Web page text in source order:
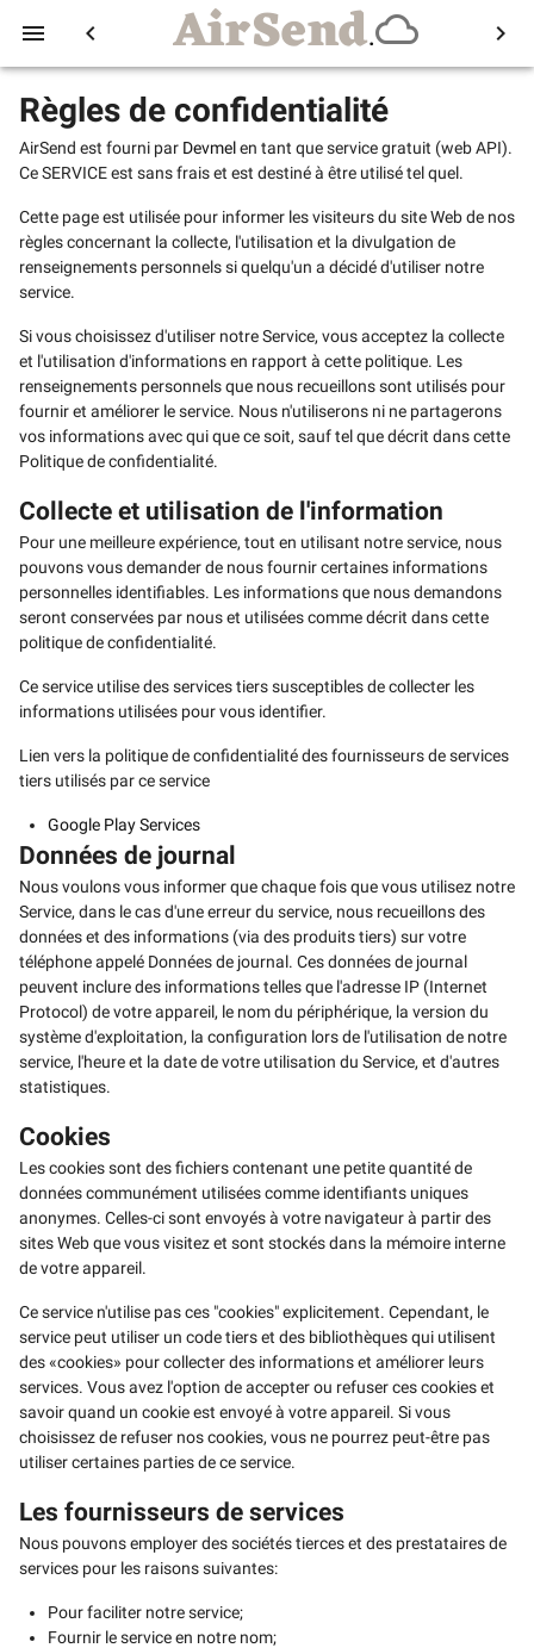
menu chevron_left AirSend. chevron_right
Règles de confidentialité
AirSend est fourni par Devmelen tant que service gratuit (web API).
Ce SERVICE est sans frais et est destiné à être utilisé tel quel.
Cette page est utilisée pour informer les visiteurs du site Web de nos
règles concernant la collecte, l'utilisation et la divulgation de
renseignements personnels si quelqu'un a décidé d'utiliser notre
service.
Si vous choisissez d'utiliser notre Service, vous acceptez la collecte
et l'utilisation d'informations en rapport à cette politique. Les
renseignements personnels que nous recueillons sont utilisés pour
fournir et améliorer le service. Nous n'utiliserons ni ne partagerons
vos informations avec qui que ce soit, sauf tel que décrit dans cette
Politique de confidentialité.
Collecte et utilisation de l'information
Pour une meilleure expérience, tout en utilisant notre service, nous
pouvons vous demander de nous fournir certaines informations
personnelles identifiables. Les informations que nous demandons
seront conservées par nous et utilisées comme décrit dans cette
politique de confidentialité.
Ce service utilise des services tiers susceptibles de collecter les
informations utilisées pour vous identifier.
Lien vers la politique de confidentialité des fournisseurs de services
tiers utilisés par ce service
Google Play Services
Données de journal
Nous voulons vous informer que chaque fois que vous utilisez notre
Service, dans le cas d'une erreur du service, nous recueillons des
données et des informations (via des produits tiers) sur votre
téléphone appelé Données de journal. Ces données de journal
peuvent inclure des informations telles que l'adresse IP (Internet
Protocol) de votre appareil, le nom du périphérique, la version du
système d'exploitation, la configuration lors de l'utilisation de notre
service, l'heure et la date de votre utilisation du Service, et d'autres
statistiques.
Cookies
Les cookies sont des fichiers contenant une petite quantité de
données communément utilisées comme identifiants uniques
anonymes. Celles-ci sont envoyés à votre navigateur à partir des
sites Web que vous visitez et sont stockés dans la mémoire interne
de votre appareil.
Ce service n'utilise pas ces "cookies" explicitement. Cependant, le
service peut utiliser un code tiers et des bibliothèques qui utilisent
des «cookies» pour collecter des informations et améliorer leurs
services. Vous avez l'option de accepter ou refuser ces cookies et
savoir quand un cookie est envoyé à votre appareil. Si vous
choisissez de refuser nos cookies, vous ne pourrez peut-être pas
utiliser certaines parties de ce service.
Les fournisseurs de services
Nous pouvons employer des sociétés tierces et des prestataires de
services pour les raisons suivantes:
Pour faciliter notre service;
Fournir le service en notre nom;